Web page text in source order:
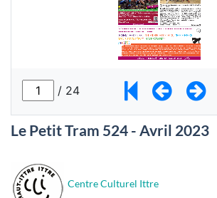
Le Petit Tram 524 - Avril 2023
Centre Culturel Ittre